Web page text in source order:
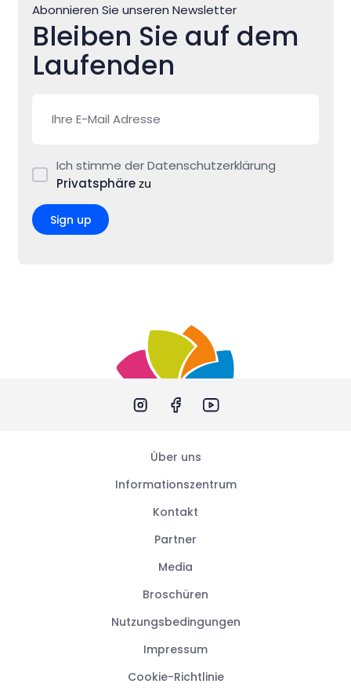
Abonnieren Sie unseren Newsletter
Bleiben Sie auf dem
Laufenden
Ich stimme der Datenschutzerklärung
Privatsphäre zu
Sign up
Über uns
Informationszentrum
Kontakt
Partner
Media
Broschüren
Nutzungsbedingungen
Impressum
Cookie-Richtlinie